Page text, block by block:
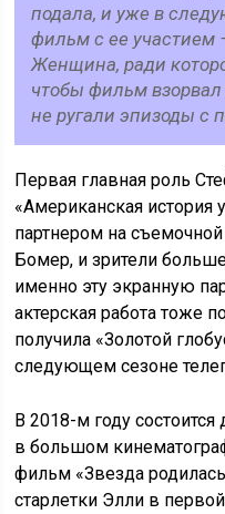
подала, и уже в
фильм с ее участием
Женщина, ради
чтобы фильм взорвал
не ругали эпизоды с
Первая главная роль
«Американская история
партнером на
Бомер, и зрители
именно эту экранную
актерская работа тоже
получила «Золотой
следующем сезоне
В 2018-м году
в большом
фильм «Звезда
старлетки Элли в